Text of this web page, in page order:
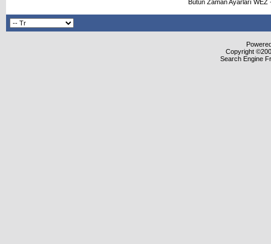
Bütün Zaman Ayarları
Copyright
Search Engine